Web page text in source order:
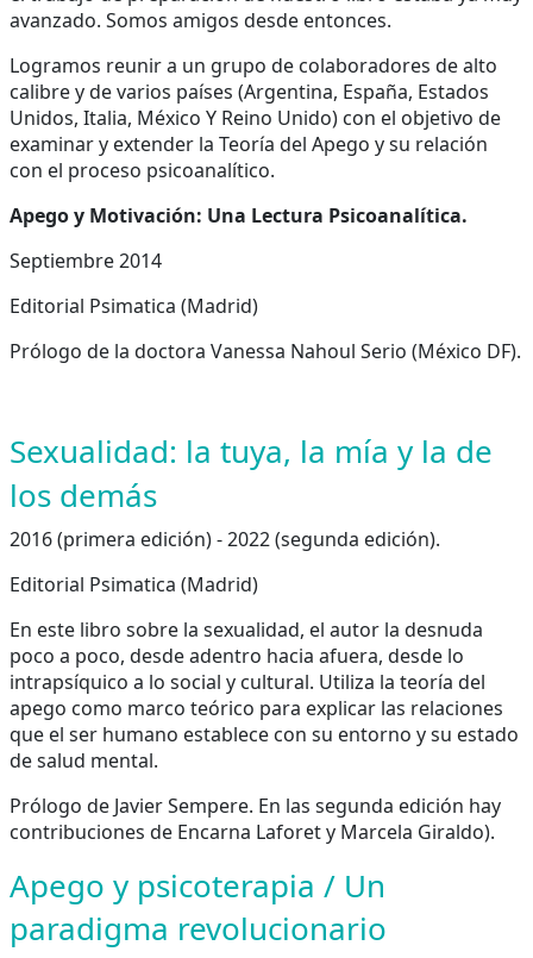
avanzado. Somos amigos desde entonces.
Logramos reunir a un grupo de colaboradores de alto
calibre y de varios países (Argentina, España, Estados
Unidos, Italia, México Y Reino Unido) con el objetivo de
examinar y extender la Teoría del Apego y su relación
con el proceso psicoanalítico.
Apego y Motivación: Una Lectura Psicoanalítica.
Septiembre 2014
Editorial Psimatica (Madrid)
Prólogo de la doctora Vanessa Nahoul Serio (México DF).
Sexualidad: la tuya, la mía y la de
los demás
2016 (primera edición) - 2022 (segunda edición).
Editorial Psimatica (Madrid)
En este libro sobre la sexualidad, el autor la desnuda
poco a poco, desde adentro hacia afuera, desde lo
intrapsíquico a lo social y cultural. Utiliza la teoría del
apego como marco teórico para explicar las relaciones
que el ser humano establece con su entorno y su estado
de salud mental.
Prólogo de Javier Sempere. En las segunda edición hay
contribuciones de Encarna Laforet y Marcela Giraldo).
Apego y psicoterapia / Un
paradigma revolucionario